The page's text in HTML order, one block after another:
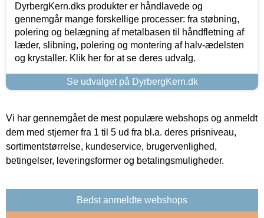
DyrbergKern.dks produkter er håndlavede og
gennemgår mange forskellige processer: fra støbning,
polering og belægning af metalbasen til håndfletning af
læder, slibning, polering og montering af halv-ædelsten
og krystaller. Klik her for at se deres udvalg.
Se udvalget på DyrbergKern.dk
Vi har gennemgået de mest populære webshops og anmeldt
dem med stjerner fra 1 til 5 ud fra bl.a. deres prisniveau,
sortimentstørrelse, kundeservice, brugervenlighed,
betingelser, leveringsformer og betalingsmuligheder.
Bedst anmeldte webshops